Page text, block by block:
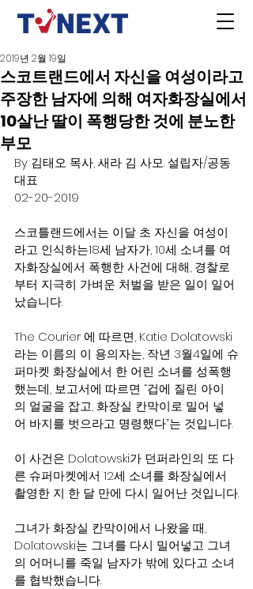
스코트랜드에서 자신을 여성이라고
주장한 남자에 의해 여자화장실에서
10살난 딸이 폭행당한 것에 분노한
부모
2019년 2월 19일
By 김태오 목사, 새라 김 사모. 설립자/공동
대표
02-20-2019
스코틀랜드에서는 이달 초 자신을 여성이
라고 인식하는18세 남자가, 10세 소녀를 여
자화장실에서 폭행한 사건에 대해, 경찰로
부터 지극히 가벼운 처벌을 받은 일이 일어
났습니다.
The Courier 에 따르면, Katie Dolatowski
라는 이름의 이 용의자는, 작년 3월4일에 슈
퍼마켓 화장실에서 한 어린 소녀를 성폭행
했는데, 보고서에 따르면 “겁에 질린 아이
의 얼굴을 잡고, 화장실 칸막이로 밀어 넣
어 바지를 벗으라고 명령했다”는 것입니다.
이 사건은 Dolatowski가 던퍼라인의 또 다
른 슈퍼마켓에서 12세 소녀를 화장실에서
촬영한 지 한 달 만에 다시 일어난 것입니다.
그녀가 화장실 칸막이에서 나왔을 때,
Dolatowski는 그녀를 다시 밀어넣고 그녀
의 어머니를 죽일 남자가 밖에 있다고 소녀
를 협박했습니다.